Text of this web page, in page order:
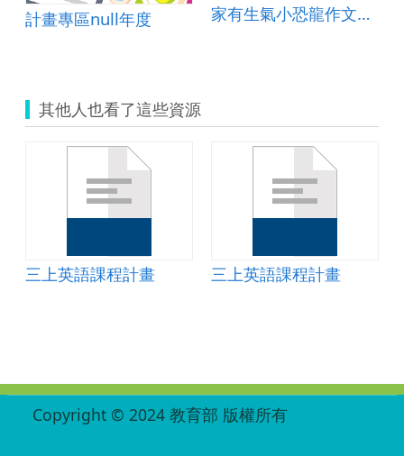
計畫專區null年度 家有生氣小恐龍作文寫作單
其他人也看了這些資源
三上英語課程計畫 三上英語課程計畫
Copyright © 2024 教育部 版權所有